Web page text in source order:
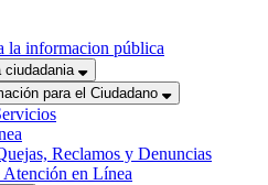
la informacion pública
ciudadania
para el Ciudadano
Reclamos y Denuncias
Atención en Línea